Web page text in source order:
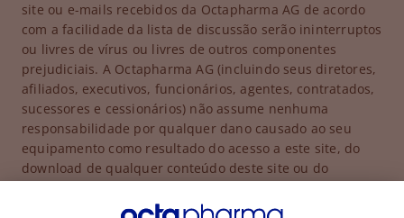
site ou e-mails recebidos da Octapharma AG de acordo
com a facilidade da lista de discussão serão ininterruptos
ou livres de vírus ou livres de outros componentes
prejudiciais. A Octapharma AG (incluindo seus diretores,
afiliados, executivos, funcionários, agentes, contratados,
sucessores e cessionários) não assume nenhuma
responsabilidade por qualquer dano causado ao seu
equipamento como resultado do acesso a este site, do
download de qualquer conteúdo deste site ou do
com o recurso de lista de discussão.